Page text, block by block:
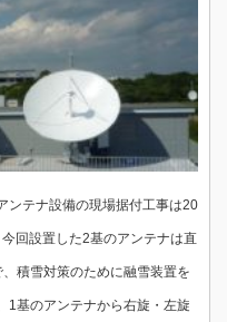
ンテナ設備の現場据付工事は20
回設置した2基のアンテナは直
積雪対策のために融雪装置を
1基のアンテナから右旋・左旋